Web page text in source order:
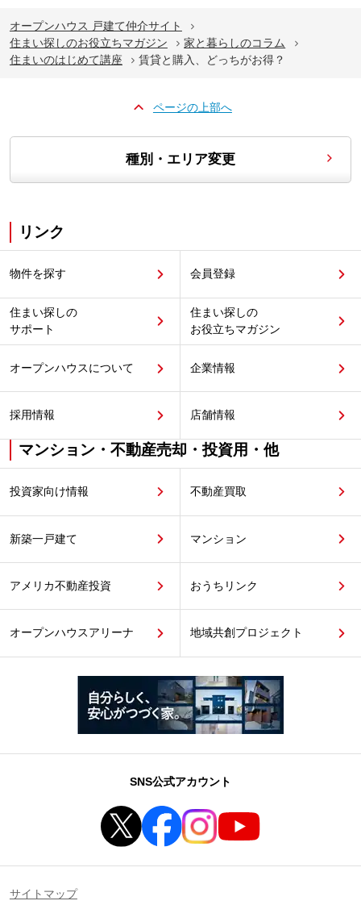
オープンハウス 戸建て仲介サイト
住まい探しのお役立ちマガジン
家と暮らしのコラム
住まいのはじめて講座
賃貸と購入、どっちがお得？
ページの上部へ
種別・エリア変更
リンク
物件を探す 会員登録
住まい探しの
サポート
住まい探しの
お役立ちマガジン
オープンハウスについて 企業情報
採用情報 店舗情報
マンション・不動産売却・投資用・他
投資家向け情報 不動産買取
新築一戸建て マンション
アメリカ不動産投資 おうちリンク
オープンハウスアリーナ 地域共創プロジェクト
SNS公式アカウント
サイトマップ